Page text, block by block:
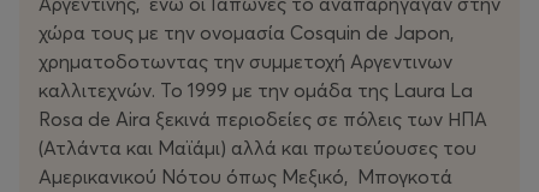
χώρα τους με την ονομασία Cosquin de Japon,
χρηματοδοτωντας την συμμετοχή Αργεντινων
καλλιτεχνών. Το 1999 με την ομάδα της Laura La
Rosa de Aira ξεκινά περιοδείες σε πόλεις των ΗΠΑ
(Ατλάντα και Μαϊάμι) αλλά και πρωτεύουσες του
Αμερικανικού Νότου όπως Μεξικό, Μπογκοτά